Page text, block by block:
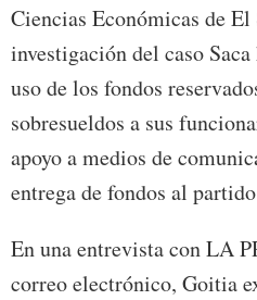
Ciencias Económicas de El
investigación del caso
uso de los fondos
sobresueldos a sus
apoyo a medios de
entrega de fondos al
En una entrevista con LA
correo electrónico, Goitia